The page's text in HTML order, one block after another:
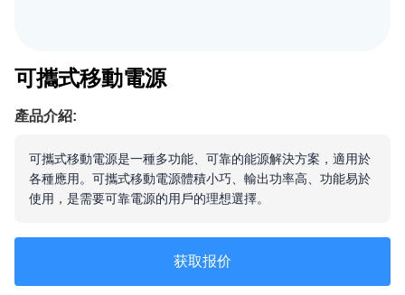
可攜式移動電源
產品介紹:
可攜式移動電源是一種多功能、可靠的能源解決方案，適用於
各種應用。可攜式移動電源體積小巧、輸出功率高、功能易於
使用，是需要可靠電源的用戶的理想選擇。
获取报价